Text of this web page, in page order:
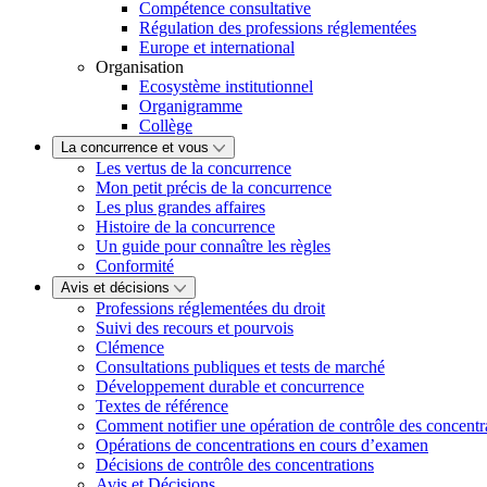
Compétence consultative
Régulation des professions réglementées
Europe et international
Organisation
Ecosystème institutionnel
Organigramme
Collège
La concurrence et vous
Les vertus de la concurrence
Mon petit précis de la concurrence
Les plus grandes affaires
Histoire de la concurrence
Un guide pour connaître les règles
Conformité
Avis et décisions
Professions réglementées du droit
Suivi des recours et pourvois
Clémence
Consultations publiques et tests de marché
Développement durable et concurrence
Textes de référence
Comment notifier une opération de contrôle des
Opérations de concentrations en cours d’examen
Décisions de contrôle des concentrations